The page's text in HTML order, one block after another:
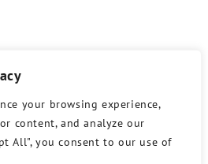
your browsing experience,
content, and analyze our
All", you consent to our use of